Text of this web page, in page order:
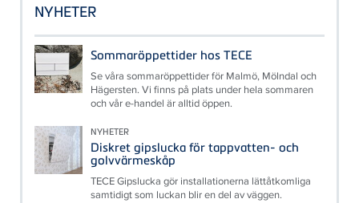
NYHETER
Sommaröppettider hos TECE
Se våra sommaröppettider för Malmö, Mölndal och
Hägersten. Vi finns på plats under hela sommaren
och vår e-handel är alltid öppen.
NYHETER
Diskret gipslucka för tappvatten- och
golvvärmeskåp
TECE Gipslucka gör installationerna lättåtkomliga
samtidigt som luckan blir en del av väggen.